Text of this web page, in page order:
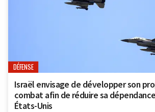
DÉFENSE
Israël envisage de développer son
combat afin de réduire sa
États-Unis